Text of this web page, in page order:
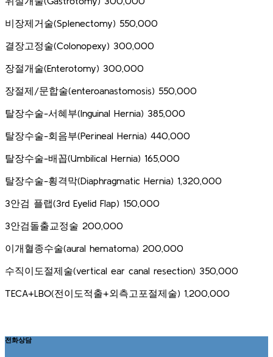
비장제거술(Splenectomy) 550,000
결장고정술(Colonopexy) 300,000
장절개술(Enterotomy) 300,000
장절제/문합술(enteroanastomosis) 550,000
탈장수술-서혜부(Inguinal Hernia) 385,000
탈장수술-회음부(Perineal Hernia) 440,000
탈장수술-배꼽(Umbilical Hernia) 165,000
탈장수술-횡격막(Diaphragmatic Hernia) 1,320,000
3안검 플랩(3rd Eyelid Flap) 150,000
3안검돌출교정술 200,000
이개혈종수술(aural hematoma) 200,000
수직이도절제술(vertical ear canal resection) 350,000
TECA+LBO(전이도적출+외측고포절제술) 1,200,000
전화상담